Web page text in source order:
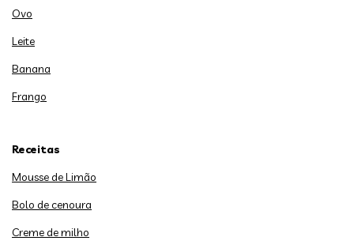
Ovo
Leite
Banana
Frango
Receitas
Mousse de Limão
Bolo de cenoura
Creme de milho